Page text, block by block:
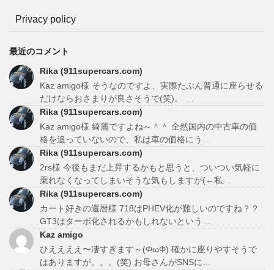
Privacy policy
最近のコメント
Rika (911supercars.com)
Kaz amigo様 そうなのですよ、実際たぶん普通に座らせる
だけならおさまりが良さそうで(笑)。 …
Rika (911supercars.com)
Kaz amigo様 綺麗ですよね～＾＾ 全然国内の中古車の価
格を追っていないので、私は車の価格にう…
Rika (911supercars.com)
2rs様 今後もまだ上昇するかもと思うと、ついつい気軽に
乗れなくなってしまいそうな気もしますが(←私…
Rika (911supercars.com)
カート好きの還暦様 718はPHEV化が難しいのですね？？
GT3はターボ化されるかもしれないという…
Kaz amigo
ひええええ〜凄すぎます～(ΦωΦ) 確かに座りやすそうで
はありますが。。。(笑) お母さんがSNSに…